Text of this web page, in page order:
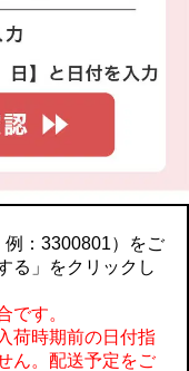
：3300801）をご
る」をクリックし
です。
荷時期前の日付指
ん。配送予定をご